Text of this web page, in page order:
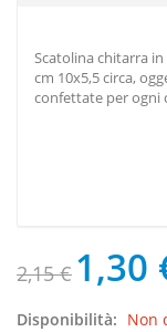
Scatolina chitarra
cm 10x5,5 circa,
confettate per ogni
2,15 € 1,30
Disponibilità: Non